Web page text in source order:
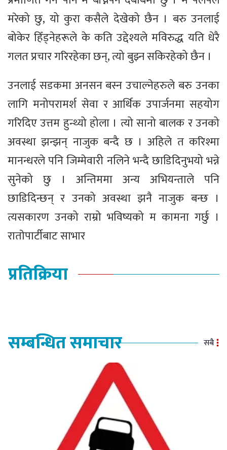
मरेको छु, यो कुरा कसैले देखेको छैन । बरु उनलाई
बोकेर हिँड्नेहरूले के कति उद्देश्यले मविरुद्ध यति धेरै
गलत प्रचार गरिरहेका छन्, त्यो बुझ्न सकिरहेको छैन ।
उनलाई सडकमा अनसन बस्न उचाल्नेहरुले बरु उनका
लागि मनोपरामर्श सेवा र आर्थिक उपार्जनमा सहयोग
गरिदिए उत्तम हुन्थ्यो होला । त्यो सानो बालक र उनको
अवस्था झन्झन् नाजुक बन्दै छ । अहिले त करिश्मा
मानन्धरले पनि जिम्मेवारी नलिने भन्दै छाडिदिनुभयो भन्ने
सुनेको छु । अन्तिममा अन्य अभियन्ताले पनि
छाडिदिन्छन् र उनको अवस्था झनै नाजुक बन्छ ।
त्यसकारण उनको राम्रो भविष्यको म कामना गर्छु ।
राताेपार्टीबाट साभार
प्रतिक्रिया
सम्बन्धित समाचार सबै